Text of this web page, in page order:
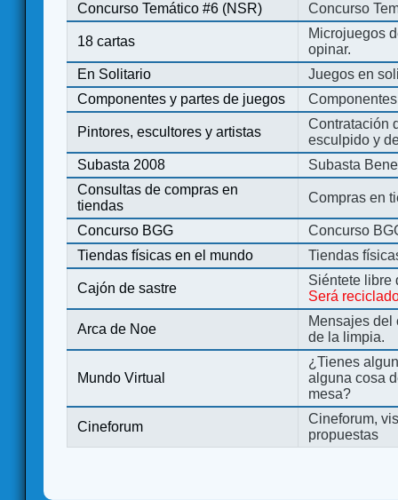
Concurso Temático #6 (NSR) Concurso
18 cartas
Microjuegos
opinar.
En Solitario
Juegos en
Componentes y partes de juegos
Pintores, escultores y artistas
Contratación
esculpido y
Subasta 2008
Subasta
Consultas de compras en
tiendas
Compras en
Concurso BGG
Concurso
Tiendas físicas en el mundo
Tiendas
Cajón de sastre
Siéntete libre
Será
Arca de Noe
Mensajes del
de la limpia.
Mundo Virtual
¿Tienes
alguna cosa
mesa?
Cineforum
Cineforum,
propuestas